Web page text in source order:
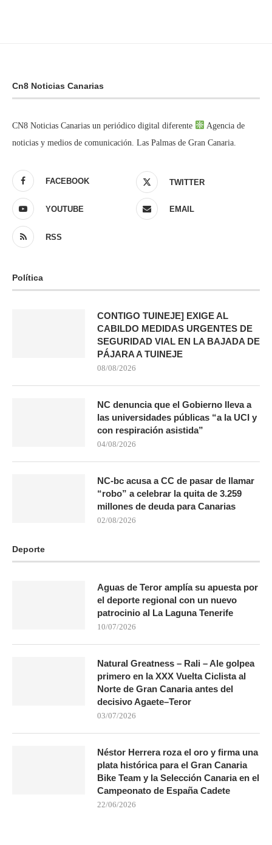
Cn8 Noticias Canarias
CN8 Noticias Canarias un periódico digital diferente
Agencia de
noticias y medios de comunicación. Las Palmas de Gran Canaria.
FACEBOOK TWITTER
YOUTUBE EMAIL
RSS
Política
CONTIGO TUINEJE] EXIGE AL
CABILDO MEDIDAS URGENTES DE
SEGURIDAD VIAL EN LA BAJADA DE
PÁJARA A TUINEJE
08/08/2026
NC denuncia que el Gobierno lleva a
las universidades públicas “a la UCI y
con respiración asistida”
04/08/2026
NC-bc acusa a CC de pasar de llamar
“robo” a celebrar la quita de 3.259
millones de deuda para Canarias
02/08/2026
Deporte
Aguas de Teror amplía su apuesta por
el deporte regional con un nuevo
patrocinio al La Laguna Tenerife
10/07/2026
Natural Greatness – Rali – Ale golpea
primero en la XXX Vuelta Ciclista al
Norte de Gran Canaria antes del
decisivo Agaete–Teror
03/07/2026
Néstor Herrera roza el oro y firma una
plata histórica para el Gran Canaria
Bike Team y la Selección Canaria en el
Campeonato de España Cadete
22/06/2026